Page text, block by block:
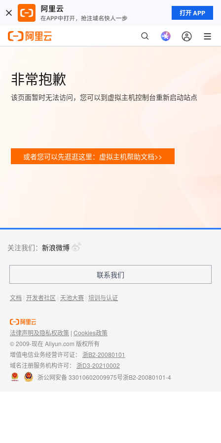
打开 APP
非常抱歉
该页面暂时无法访问，您可以到虚拟主机控制台重新启动站点
或者您可以先逛逛这里：虚拟主机帮助文档>>